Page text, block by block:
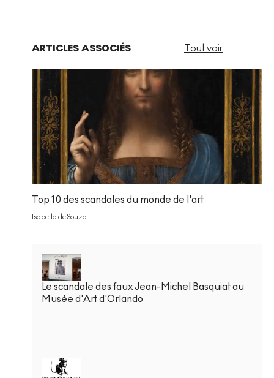
ARTICLES ASSOCIÉS Tout voir
Top 10 des scandales du monde de l'art
Isabella de Souza
Le scandale des faux Jean-Michel Basquiat au
Musée d'Art d'Orlando